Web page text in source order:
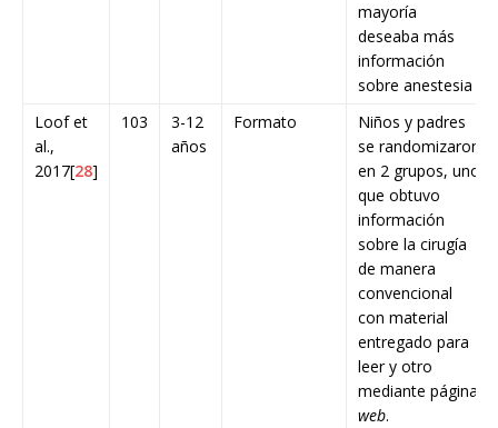
mayoría
deseaba más
información
sobre anestesia
Loof et
al.,
2017[28]
103
3-12
años
Formato
Niños y padres
se randomizaron
en 2 grupos, uno
que obtuvo
información
sobre la cirugía
de manera
convencional
con material
entregado para
leer y otro
mediante página
web.